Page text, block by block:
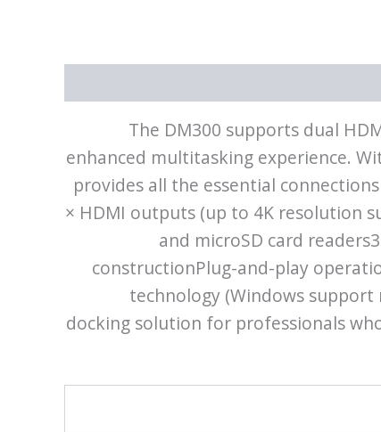
The DM300 supports dual
enhanced multitasking experience.
provides all the essential
× HDMI outputs (up to 4K resolution
and microSD card
constructionPlug-and-play
technology (Windows
docking solution for professionals